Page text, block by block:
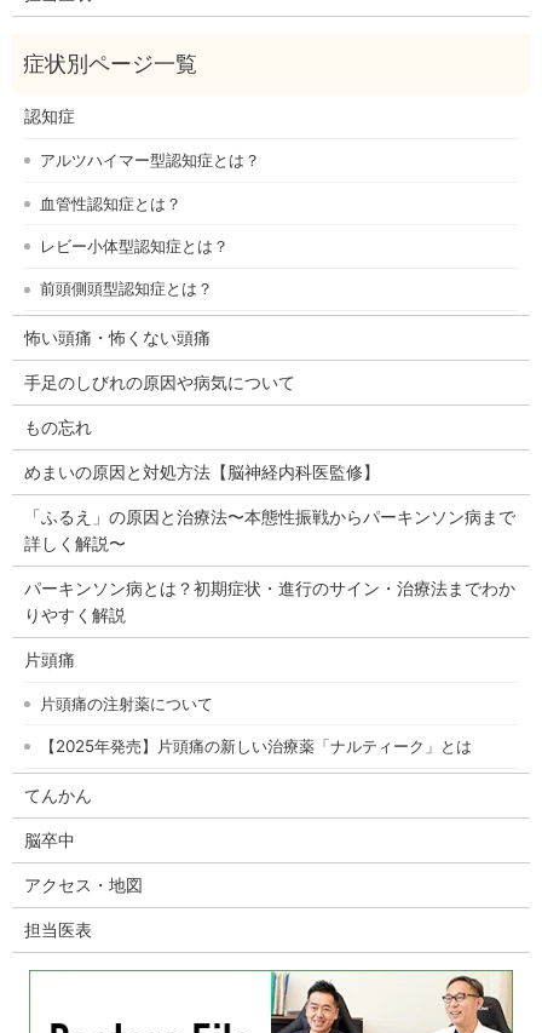
認知症
アルツハイマー型認知症とは？
血管性認知症とは？
レビー小体型認知症とは？
前頭側頭型認知症とは？
怖い頭痛・怖くない頭痛
手足のしびれの原因や病気について
もの忘れ
めまいの原因と対処方法【脳神経内科医監修】
「ふるえ」の原因と治療法〜本態性振戦からパーキンソン病まで
詳しく解説〜
パーキンソン病とは？初期症状・進行のサイン・治療法までわか
りやすく解説
片頭痛
片頭痛の注射薬について
【2025年発売】片頭痛の新しい治療薬「ナルティーク」とは
てんかん
脳卒中
アクセス・地図
担当医表